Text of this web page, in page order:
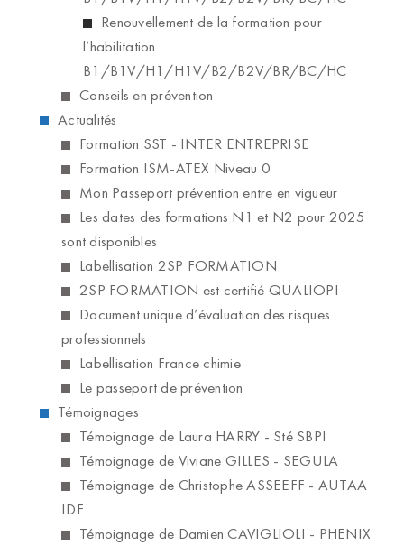
Renouvellement de la formation pour
l’habilitation
B1/B1V/H1/H1V/B2/B2V/BR/BC/HC
Conseils en prévention
Actualités
Formation SST - INTER ENTREPRISE
Formation ISM-ATEX Niveau 0
Mon Passeport prévention entre en vigueur
Les dates des formations N1 et N2 pour 2025
sont disponibles
Labellisation 2SP FORMATION
2SP FORMATION est certifié QUALIOPI
Document unique d’évaluation des risques
professionnels
Labellisation France chimie
Le passeport de prévention
Témoignages
Témoignage de Laura HARRY - Sté SBPI
Témoignage de Viviane GILLES - SEGULA
Témoignage de Christophe ASSEEFF - AUTAA
IDF
Témoignage de Damien CAVIGLIOLI - PHENIX